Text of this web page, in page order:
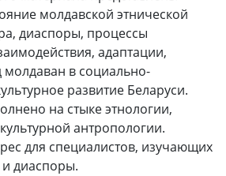
молдавской этнической
диаспоры, процессы
адаптации,
молдаван в социально-
развитие Беларуси.
на стыке этнологии,
антропологии.
для специалистов, изучающих
диаспоры.